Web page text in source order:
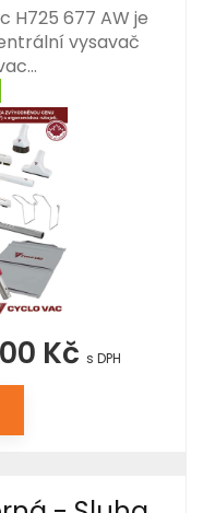
H725 677 AW je
vysavač
Kč s DPH